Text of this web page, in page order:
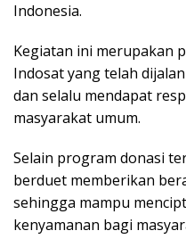
Indonesia.
Kegiatan ini merupakan
Indosat yang telah
dan selalu mendapat
masyarakat umum.
Selain program donasi
berduet memberikan
sehingga mampu
kenyamanan bagi